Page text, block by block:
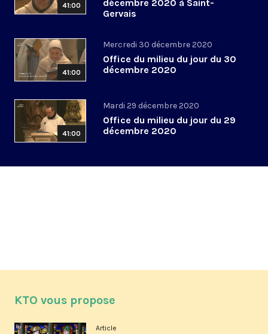
41:00
décembre 2020 à Saint-
Gervais
41:00
Mercredi 30 décembre 2020
Office du milieu du jour du 30
décembre 2020
41:00
Mardi 29 décembre 2020
Office du milieu du jour du 29
décembre 2020
KTO vous propose
Article